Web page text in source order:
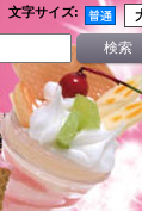
文字サイズ: